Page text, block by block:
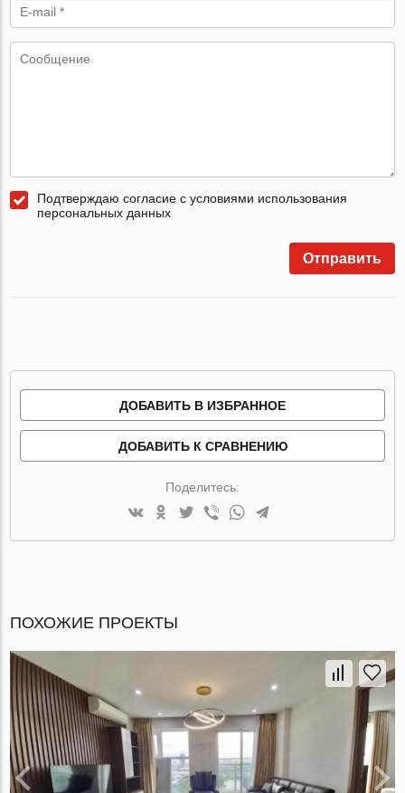
Подтверждаю согласие с условиями использования
персональных данных
Отправить
ДОБАВИТЬ В ИЗБРАННОЕ
ДОБАВИТЬ К СРАВНЕНИЮ
Поделитесь:
ПОХОЖИЕ ПРОЕКТЫ